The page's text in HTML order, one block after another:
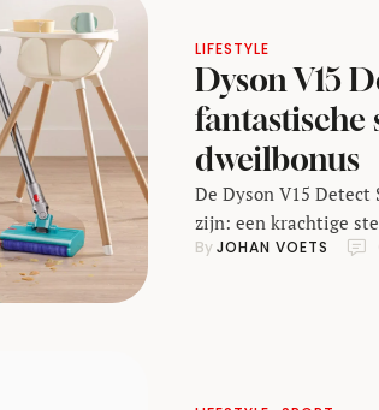
LIFESTYLE
Dyson V15
fantastische
dweilbonus
De Dyson V15
zijn: een krachtige
paar weken testen in
By JOHAN VOETS